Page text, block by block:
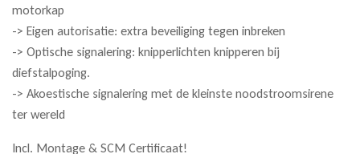
motorkap
-> Eigen autorisatie: extra beveiliging tegen inbreken
-> Optische signalering: knipperlichten knipperen bij
diefstalpoging.
-> Akoestische signalering met de kleinste noodstroomsirene
ter wereld
Incl. Montage & SCM Certificaat!